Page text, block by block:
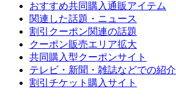
おすすめ共同購入通販アイテム
関連した話題・ニュース
割引クーポン関連の話題
クーポン販売エリア拡大
共同購入型クーポンサイト
テレビ・新聞・雑誌などでの紹介
割引チケット購入サイト